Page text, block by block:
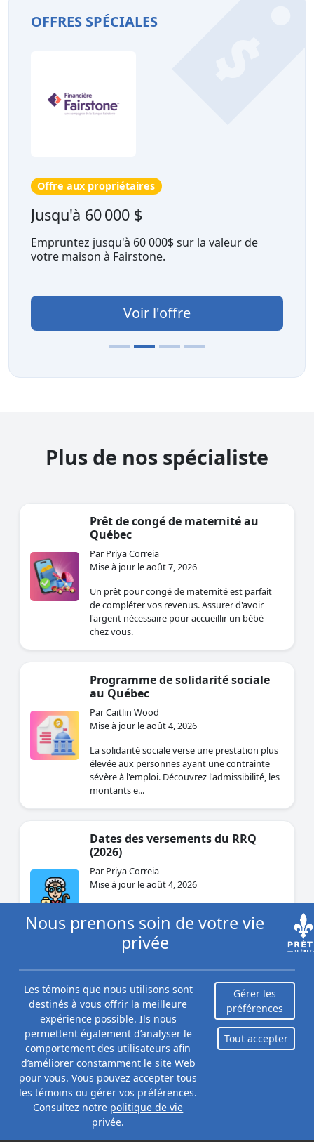
OFFRES SPÉCIALES
Offre aux propriétaires
Jusqu'à 60 000 $
Empruntez jusqu'à 60 000$ sur la valeur de
votre maison à Fairstone.
Voir l'offre
Plus de nos spécialiste
Prêt de congé de maternité au
Québec
Par Priya Correia
Mise à jour le août 7, 2026
Un prêt pour congé de maternité est parfait
de compléter vos revenus. Assurer d'avoir
l'argent nécessaire pour accueillir un bébé
chez vous.
Programme de solidarité sociale
au Québec
Par Caitlin Wood
Mise à jour le août 4, 2026
La solidarité sociale verse une prestation plus
élevée aux personnes ayant une contrainte
sévère à l'emploi. Découvrez l'admissibilité, les
montants e...
Dates des versements du RRQ
(2026)
Par Priya Correia
Mise à jour le août 4, 2026
montant maximal de 1 507,65 $ à 65 ans,
admissibilité, cotisations et étapes pour
demander votre pension de...
Prêts pour mauvais crédit à
Montréal
Par Caitlin Wood
Mise à jour le juillet 31, 2026
Un mauvais crédit ne vous exclut pas.
Découvrez les prêts pour mauvais crédit à
Montréal, leurs coûts, les prêteurs et
comment augmenter vos chances.
Nous prenons soin de votre vie
privée
Les témoins que nous utilisons sont
destinés à vous offrir la meilleure
expérience possible. Ils nous
permettent également d’analyser le
comportement des utilisateurs afin
d’améliorer constamment le site Web
pour vous. Vous pouvez accepter tous
les témoins ou gérer vos préférences.
Consultez notre politique de vie
privée.
Gérer les
préférences
Tout accepter